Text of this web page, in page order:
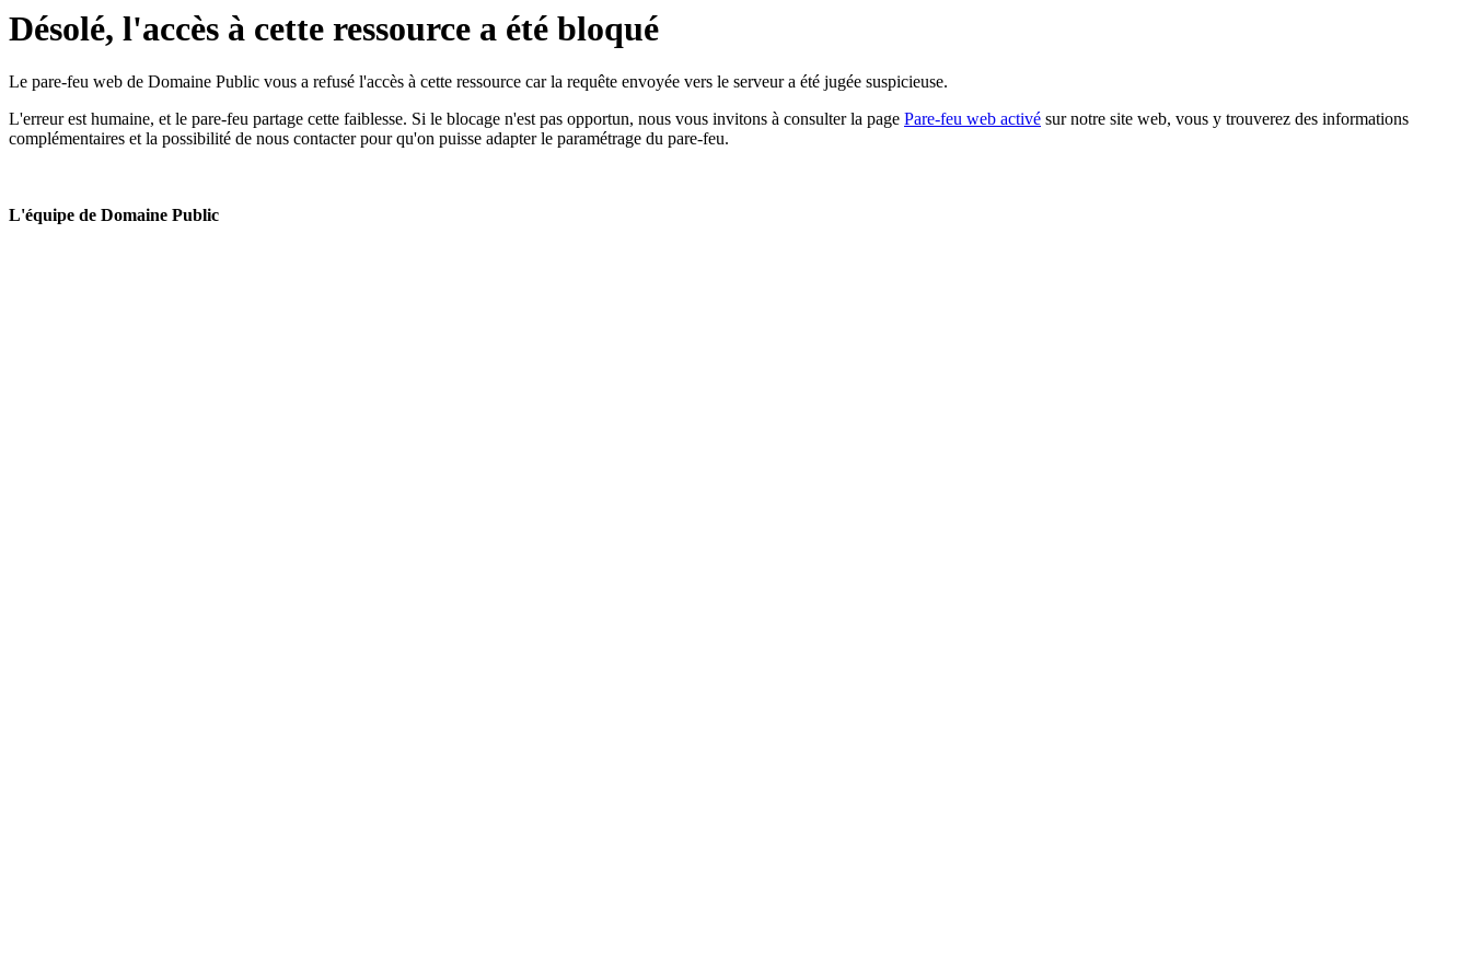
Désolé, l'accès à cette ressource a été bloqué
Le pare-feu web de Domaine Public vous a refusé l'accès à cette ressource car la requête envoyée vers le serveur a été jugée suspicieuse.
L'erreur est humaine, et le pare-feu partage cette faiblesse. Si le blocage n'est pas opportun, nous vous invitons à consulter la page Pare-feu web activé sur notre site web, vous y trouverez des informations
complémentaires et la possibilité de nous contacter pour qu'on puisse adapter le paramétrage du pare-feu.
L'équipe de Domaine Public